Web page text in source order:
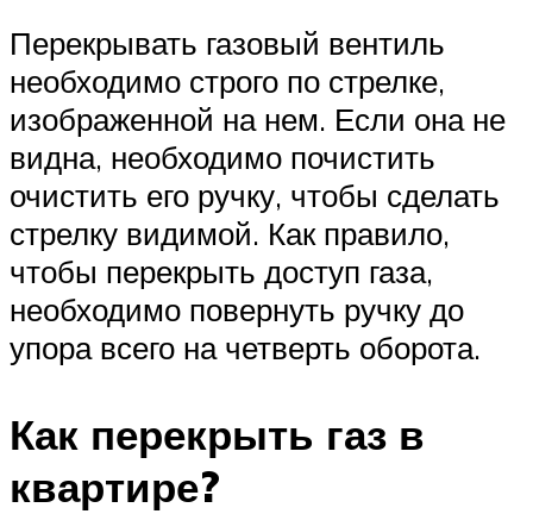
Перекрывать газовый вентиль
необходимо строго по стрелке,
изображенной на нем. Если она не
видна, необходимо почистить
очистить его ручку, чтобы сделать
стрелку видимой. Как правило,
чтобы перекрыть доступ газа,
необходимо повернуть ручку до
упора всего на четверть оборота.
Как перекрыть газ в
квартире?